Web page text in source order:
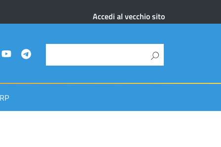
Accedi al vecchio sito